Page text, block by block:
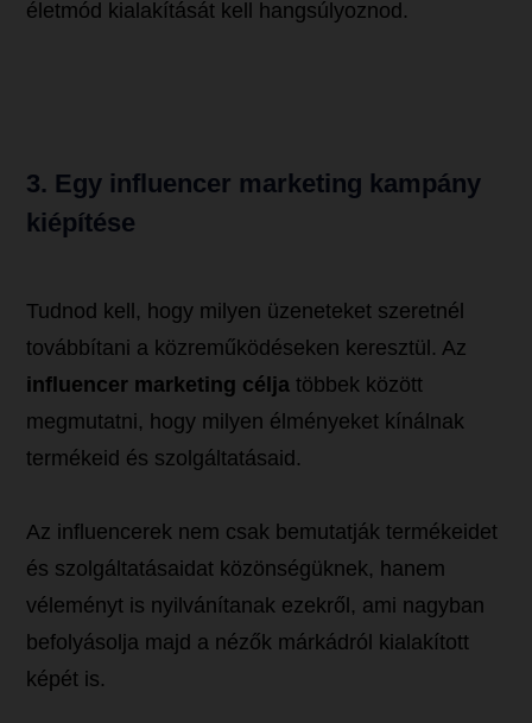
életmód kialakítását kell hangsúlyoznod.
3. Egy influencer marketing kampány
kiépítése
Tudnod kell, hogy milyen üzeneteket szeretnél
továbbítani a közreműködéseken keresztül. Az
influencer marketing céljatöbbek között
megmutatni, hogy milyen élményeket kínálnak
termékeid és szolgáltatásaid.
Az influencerek nem csak bemutatják termékeidet
és szolgáltatásaidat közönségüknek, hanem
véleményt is nyilvánítanak ezekről, ami nagyban
befolyásolja majd a nézők márkádról kialakított
képét is.